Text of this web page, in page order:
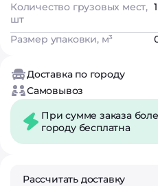
Количество грузовых мест,
шт
1
Размер упаковки, м³
Доставка по городу
Самовывоз
При сумме заказа
городу бесплатна
Рассчитать доставку